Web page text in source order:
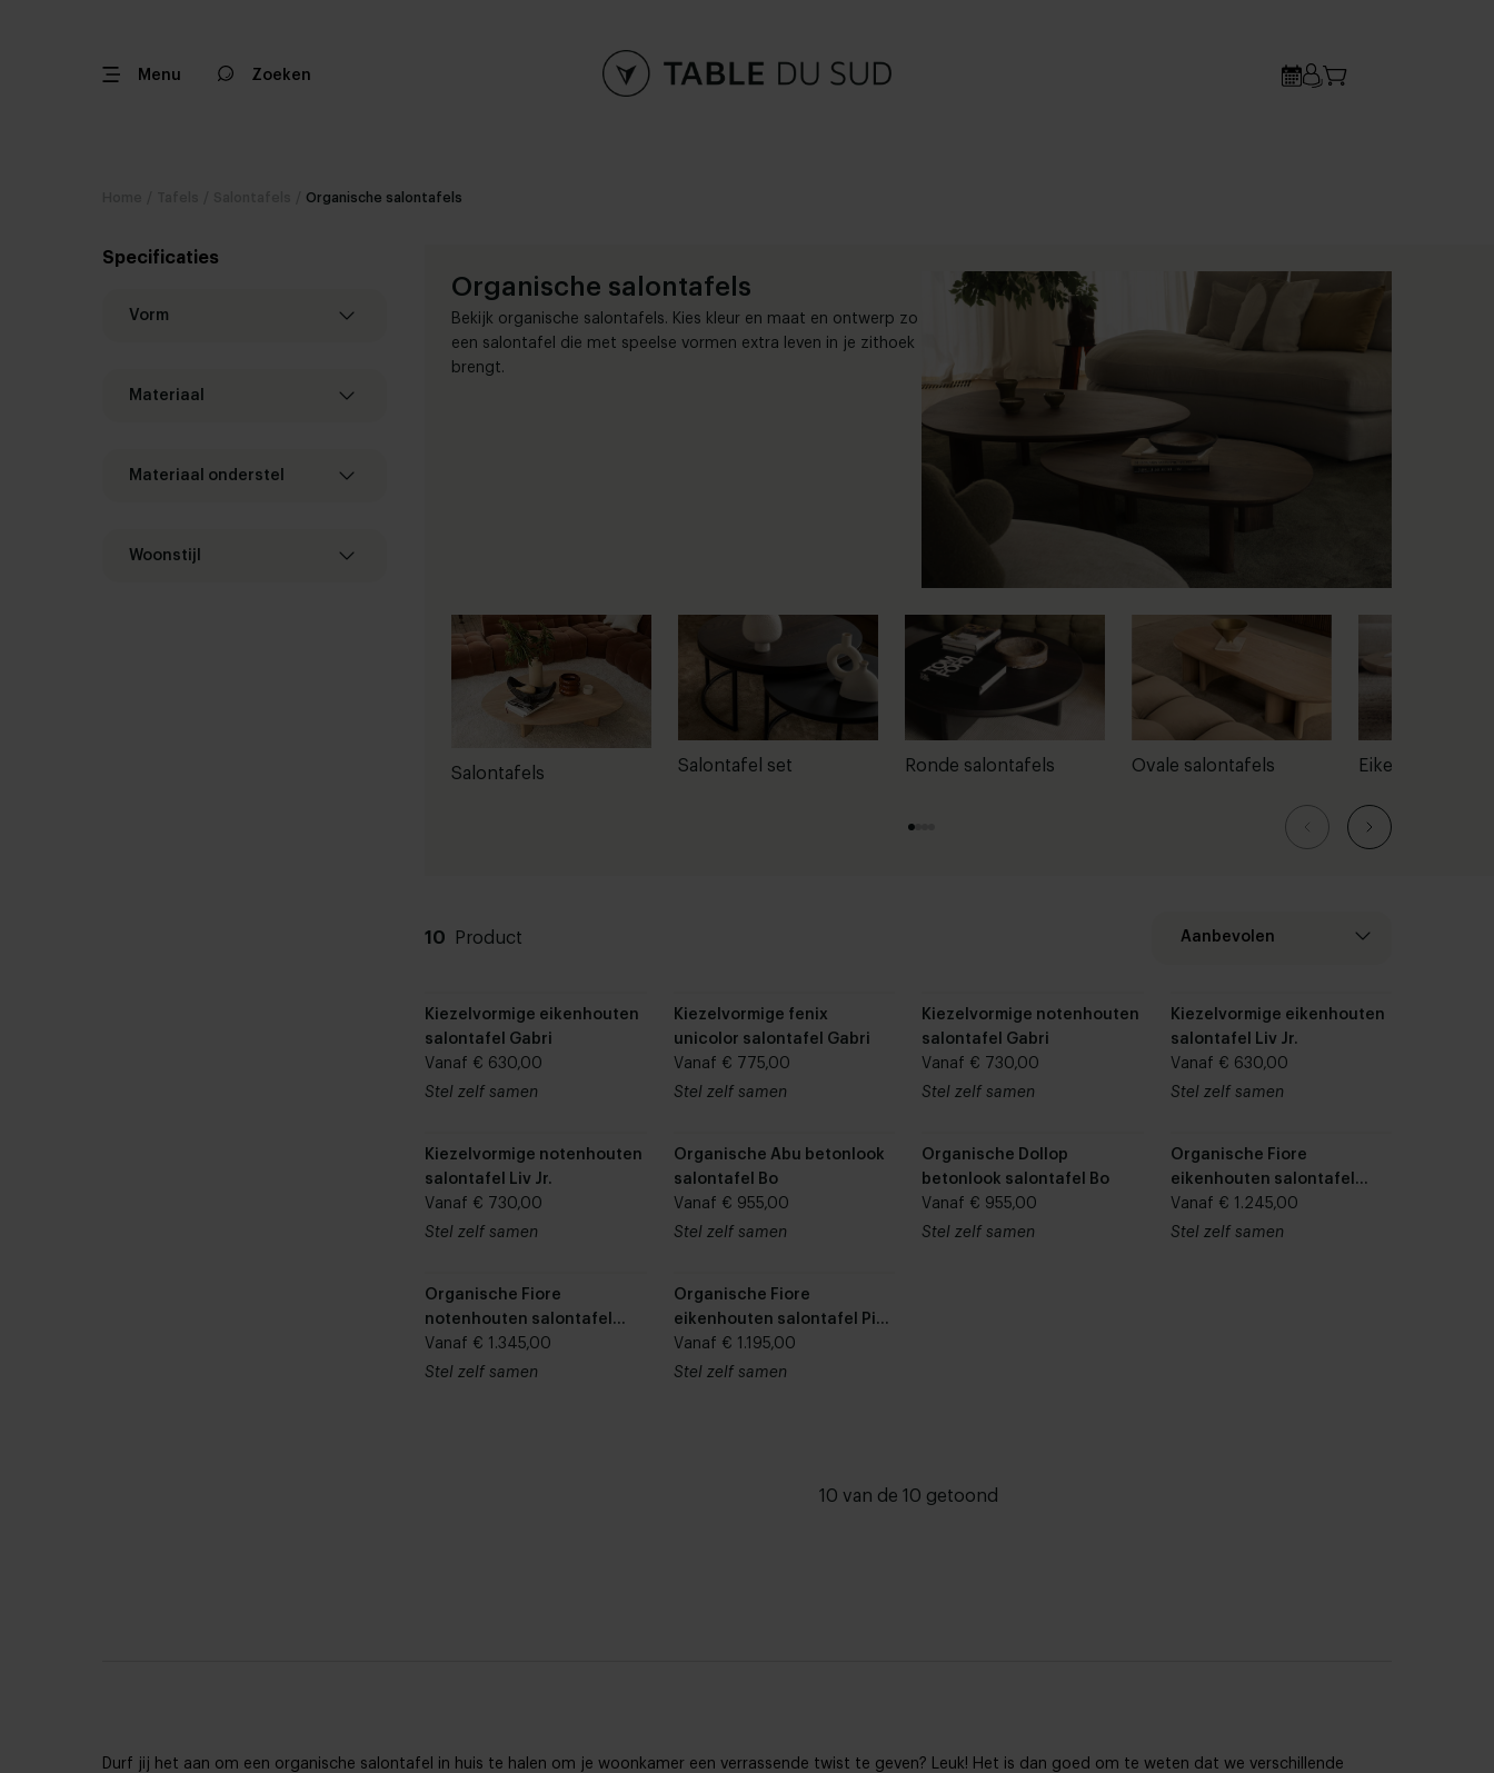
Menu Zoeken
Organische salontafels
Specificaties
Vorm
Materiaal
Materiaal onderstel
Woonstijl
Organische salontafels
Bekijk organische salontafels. Kies kleur en maat en ontwerp zo
een salontafel die met speelse vormen extra leven in je zithoek
brengt.
Salontafels Salontafel set Ronde salontafels Ovale salontafels Eiken
10 Product Aanbevolen
Kiezelvormige eikenhouten
salontafel Gabri
Vanaf € 630,00
Stel zelf samen
Kiezelvormige fenix
unicolor salontafel Gabri
Vanaf € 775,00
Stel zelf samen
Kiezelvormige notenhouten
salontafel Gabri
Vanaf € 730,00
Stel zelf samen
Kiezelvormige eikenhouten
salontafel Liv Jr.
Vanaf € 630,00
Stel zelf samen
Kiezelvormige notenhouten
salontafel Liv Jr.
Vanaf € 730,00
Stel zelf samen
Organische Abu betonlook
salontafel Bo
Vanaf € 955,00
Stel zelf samen
Organische Dollop
betonlook salontafel Bo
Vanaf € 955,00
Stel zelf samen
Organische Fiore
eikenhouten salontafel
Lovis
Vanaf € 1.245,00
Stel zelf samen
Organische Fiore
notenhouten salontafel
Lovis
Vanaf € 1.345,00
Stel zelf samen
Organische Fiore
eikenhouten salontafel Pip
Jr.
Vanaf € 1.195,00
Stel zelf samen
10 van de 10 getoond
Durf jij het aan om een organische salontafel in huis te halen om je woonkamer een verrassende twist te geven? Leuk! Het is dan goed om te weten dat we verschillende